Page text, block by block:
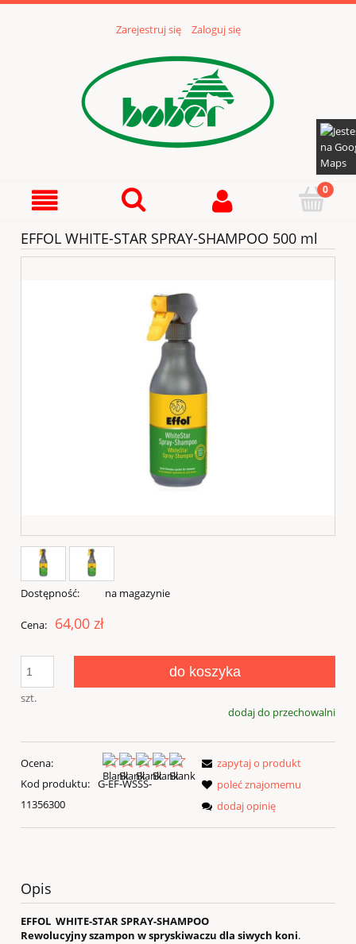
Zarejestruj się Zaloguj się
EFFOL WHITE-STAR SPRAY-SHAMPOO 500 ml
Dostępność: na magazynie
Cena: 64,00 zł
szt.
do koszyka
dodaj do przechowalni
Ocena:
Kod produktu: G-EF-WSSS-
11356300
zapytaj o produkt
poleć znajomemu
dodaj opinię
Opis
EFFOL WHITE-STAR SPRAY-SHAMPOO
Rewolucyjny szampon w spryskiwaczu dla siwych koni.